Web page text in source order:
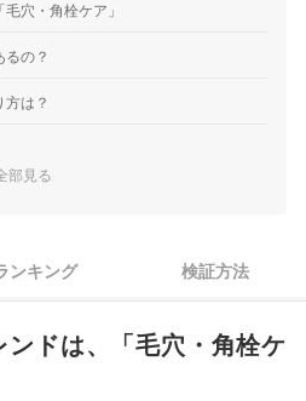
夢みる クリアブラックモイスチャ
着クレイ（※2）・AHA（※3）を配
護成分として3種類のセラミドを
ルドミルククレンジング
やすいミルクタイプ。ベースメイク
ロン酸・セラミド・5種のアミノ酸
ジングオイル
穴・角栓ケア」
の？
は？
人気ランキング
部見る
ンキング 検証方法
ドは、「毛穴・角栓ケ